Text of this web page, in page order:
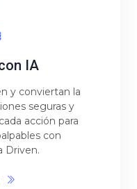
IA
y conviertan la
seguras y
acción para
con
Driven.